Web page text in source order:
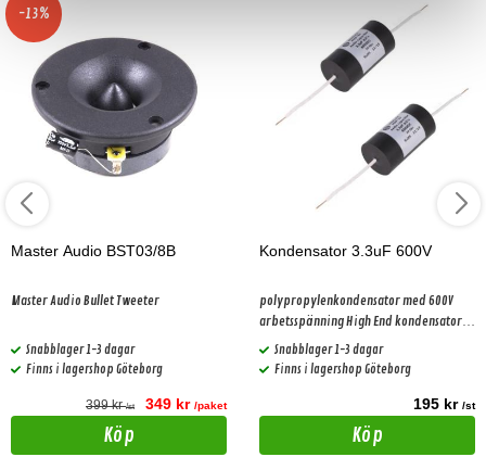
-13%
Master Audio BST03/8B
Master Audio Bullet Tweeter
Snabblager 1-3 dagar
Finns i lagershop Göteborg
399 kr/st 349 kr /paket
Köp
Kondensator 3.3uF 600V
polypropylenkondensator med 600V
arbetsspänning High End kondensator!
Välljud!
Snabblager 1-3 dagar
Finns i lagershop Göteborg
195 kr /st
Köp